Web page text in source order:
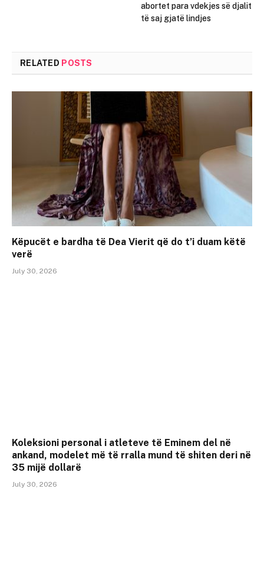
abortet para vdekjes së djalit
të saj gjatë lindjes
RELATED POSTS
Këpucët e bardha të Dea Vierit që do t’i duam këtë
verë
July 30, 2026
Koleksioni personal i atleteve të Eminem del në
ankand, modelet më të rralla mund të shiten deri në
35 mijë dollarë
July 30, 2026